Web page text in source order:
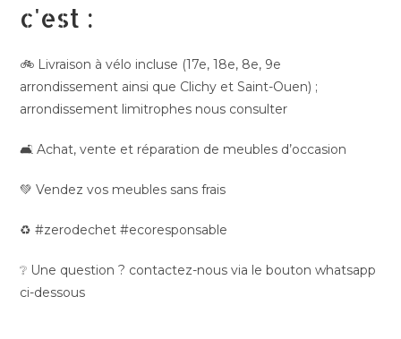
c'est :
🚲 Livraison à vélo incluse (17e, 18e, 8e, 9e
arrondissement ainsi que Clichy et Saint-Ouen) ;
arrondissement limitrophes nous consulter
🛋️ Achat, vente et réparation de meubles d’occasion
💚 Vendez vos meubles sans frais
♻️ #zerodechet #ecoresponsable
❔ Une question ? contactez-nous via le bouton whatsapp
ci-dessous